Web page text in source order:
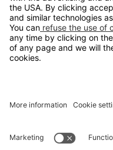
Åpningstid
Hverdager 08:00-16:00